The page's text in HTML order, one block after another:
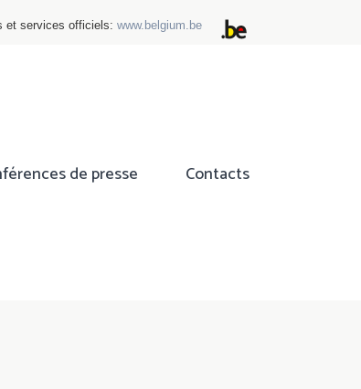
et services officiels: www.belgium.be
de presse Contacts